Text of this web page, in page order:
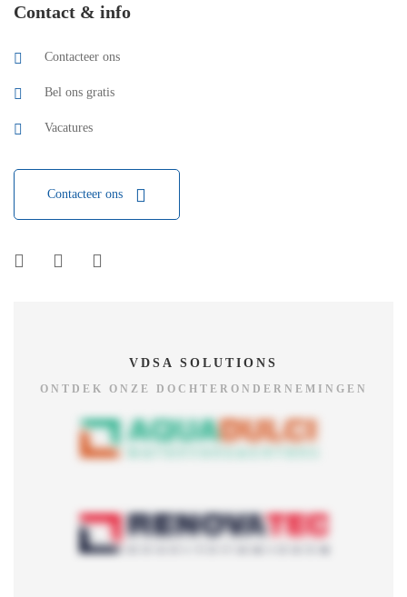
Contact & info
Contacteer ons
Bel ons gratis
Vacatures
Contacteer ons
VDSA SOLUTIONS
ONTDEK ONZE DOCHTERONDERNEMINGEN